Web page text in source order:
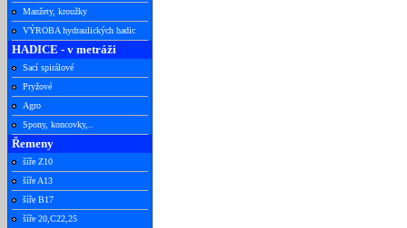
Manžety, kroužky
VÝROBA hydraulických hadic
HADICE - v metráži
Sací spirálové
Pryžové
Agro
Spony, koncovky,..
Řemeny
šíře Z10
šíře A13
šíře B17
šíře 20,C22,25